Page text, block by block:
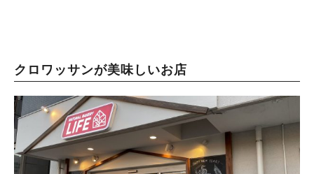
クロワッサンが美味しいお店